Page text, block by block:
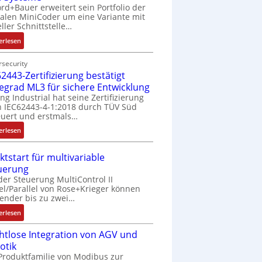
erweitert sein Portfolio der
MiniCoder um eine Variante mit
Schnittstelle…
:
E
i
n
f
a
c
h
e
S
n
s
o
r
-
I
t
Zertifizierung bestätigt
ML3 für sichere Entwicklung
Industrial hat seine Zertifizierung
IEC62443-4-1:2018 durch TÜV Süd
und erstmals…
:
I
C
6
2
4
4
3
Z
e
für multivariable
Steuerung MultiControl II
Parallel von Rose+Krieger können
bis zu zwei…
:
M
a
k
Integration von AGV und
von Modibus zur